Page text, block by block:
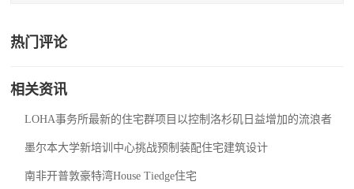
热门评论
相关资讯
LOHA事务所最新的住宅群项目以控制洛杉矶日益增加的流浪者
墨尔本大学新培训中心挑战预制装配住宅建筑设计
南非开普敦豪特湾House Tiedge住宅